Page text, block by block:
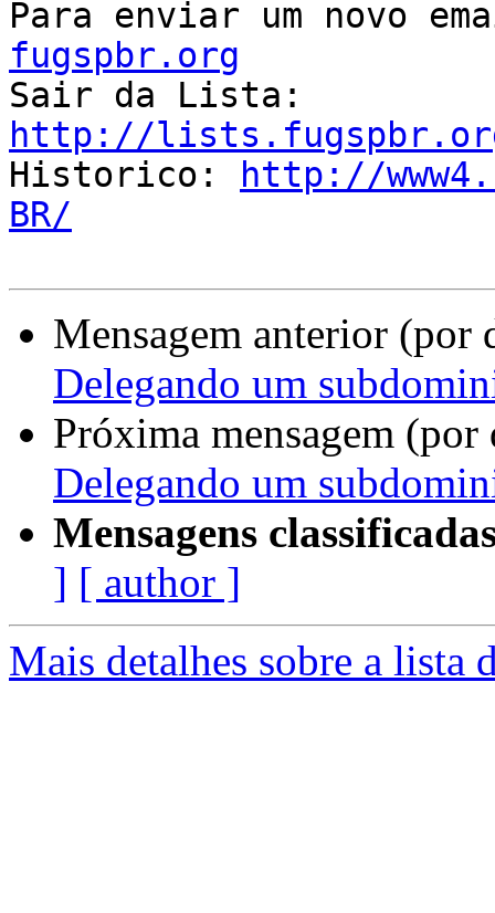
Para enviar um novo
fugspbr.org
http://
Historico:
http://
BR/
Mensagem anterior (por
Delegando um
Próxima mensagem
Delegando um
Mensagens
] [ author ]
Mais detalhes sobre a lista